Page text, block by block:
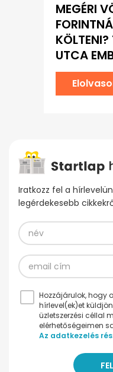
MEGÉRI
KÖLTENI?
UTCA
Iratkozz fel a
legérdekesebb
Hozzájárulok, hogy
hírlevel(ek)et
üzletszerzési céllal
elérhetőségeimen
Az adatkezelés